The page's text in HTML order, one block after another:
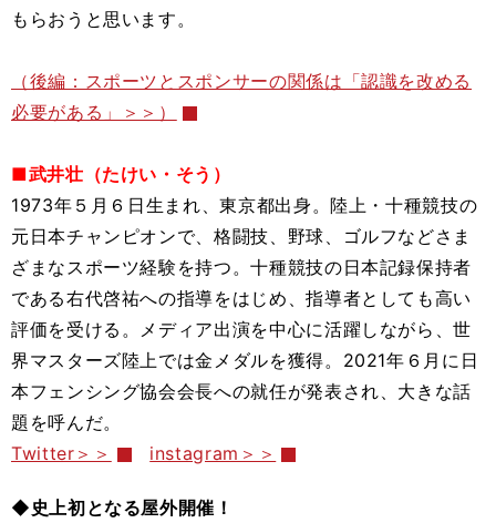
もらおうと思います。
（後編：スポーツとスポンサーの関係は「認識を改める
必要がある」＞＞）
■武井壮（たけい・そう）
1973年５月６日生まれ、東京都出身。陸上・十種競技の
元日本チャンピオンで、格闘技、野球、ゴルフなどさま
ざまなスポーツ経験を持つ。十種競技の日本記録保持者
である右代啓祐への指導をはじめ、指導者としても高い
評価を受ける。メディア出演を中心に活躍しながら、世
界マスターズ陸上では金メダルを獲得。2021年６月に日
本フェンシング協会会長への就任が発表され、大きな話
題を呼んだ。
Twitter＞＞
instagram＞＞
◆史上初となる屋外開催！